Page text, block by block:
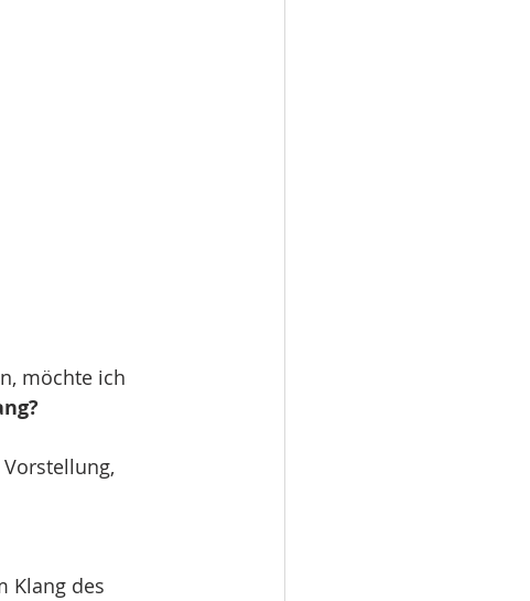
möchte ich
Klang des